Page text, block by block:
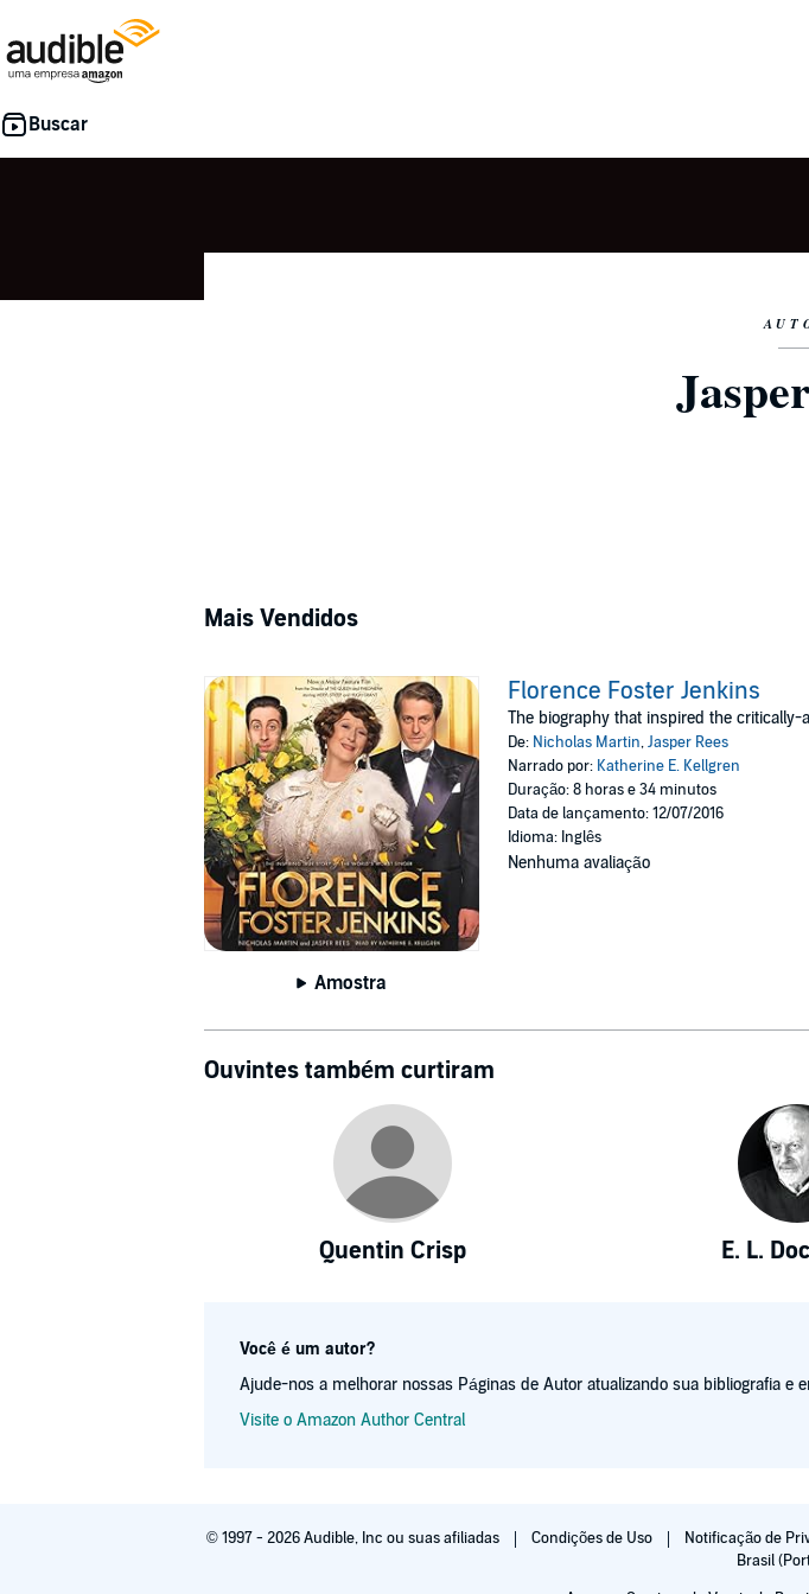
Mais Vendidos
Amostra
Florence Foster Jenkins
The biography that inspired the critically-
De: Nicholas Martin,Jasper Rees
Narrado por: Katherine E. Kellgren
Duração: 8 horas e 34 minutos
Data de lançamento: 12/07/2016
Idioma: Inglês
Nenhuma avaliação
Ouvintes também curtiram
Quentin Crisp E. L.
Você é um autor?
Ajude-nos a melhorar nossas Páginas de Autor atualizando sua bibliografia e
Visite o Amazon Author Central
© 1997 - 2026 Audible, Inc ou suas afiliadas Condições de Uso Notificação de
Brasil